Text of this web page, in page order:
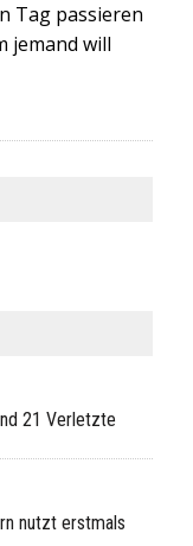
Tag passieren
jemand will
21 Verletzte
nutzt erstmals